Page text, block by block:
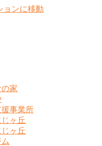
ョンに移動
家
事業所
ヶ丘
ヶ丘